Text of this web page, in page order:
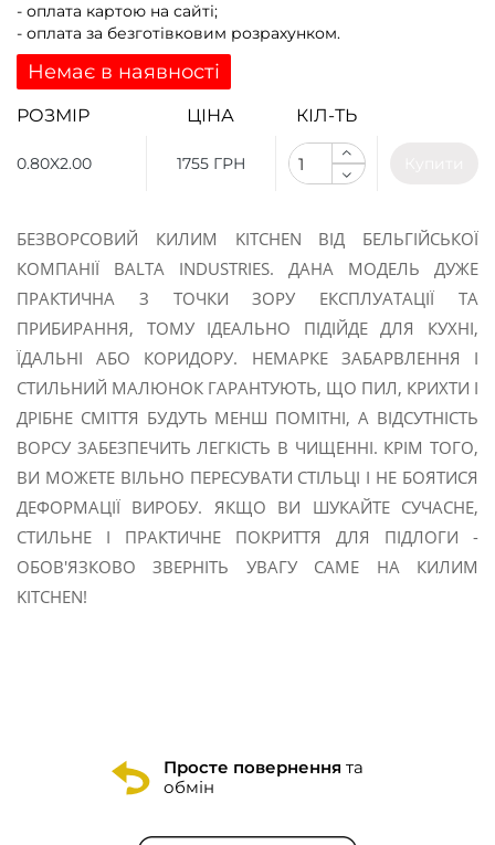
- оплата картою на сайті;
- оплата за безготівковим розрахунком.
Немає в наявності
РОЗМІР ЦІНА КІЛ-ТЬ
0.80X2.00 1755 ГРН
БЕЗВОРСОВИЙ КИЛИМ KITCHEN ВІД БЕЛЬГІЙСЬКОЇ
КОМПАНІЇ BALTA INDUSTRIES. ДАНА МОДЕЛЬ ДУЖЕ
ПРАКТИЧНА З ТОЧКИ ЗОРУ ЕКСПЛУАТАЦІЇ ТА
ПРИБИРАННЯ, ТОМУ ІДЕАЛЬНО ПІДІЙДЕ ДЛЯ КУХНІ,
ЇДАЛЬНІ АБО КОРИДОРУ. НЕМАРКЕ ЗАБАРВЛЕННЯ І
СТИЛЬНИЙ МАЛЮНОК ГАРАНТУЮТЬ, ЩО ПИЛ, КРИХТИ І
ДРІБНЕ СМІТТЯ БУДУТЬ МЕНШ ПОМІТНІ, А ВІДСУТНІСТЬ
ВОРСУ ЗАБЕЗПЕЧИТЬ ЛЕГКІСТЬ В ЧИЩЕННІ. КРІМ ТОГО,
ВИ МОЖЕТЕ ВІЛЬНО ПЕРЕСУВАТИ СТІЛЬЦІ І НЕ БОЯТИСЯ
ДЕФОРМАЦІЇ ВИРОБУ. ЯКЩО ВИ ШУКАЙТЕ СУЧАСНЕ,
СТИЛЬНЕ І ПРАКТИЧНЕ ПОКРИТТЯ ДЛЯ ПІДЛОГИ -
ОБОВ'ЯЗКОВО ЗВЕРНІТЬ УВАГУ САМЕ НА КИЛИМ
KITCHEN!
Просте повернення та
обмін